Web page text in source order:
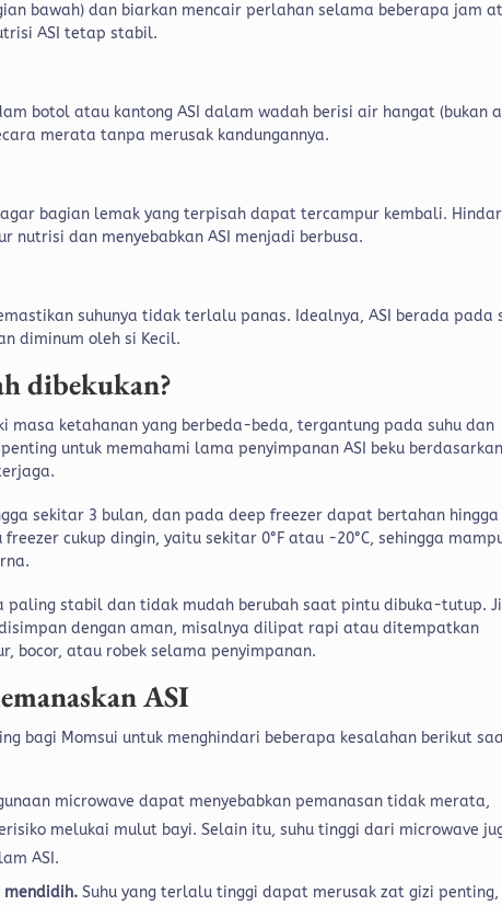
bawah) dan biarkan mencair perlahan selama beberapa jam
ASI tetap stabil.
botol atau kantong ASI dalam wadah berisi air hangat (bukan
merata tanpa merusak kandungannya.
bagian lemak yang terpisah dapat tercampur kembali.
dan menyebabkan ASI menjadi berbusa.
suhunya tidak terlalu panas. Idealnya, ASI berada pada
diminum oleh si Kecil.
dibekukan?
masa ketahanan yang berbeda-beda, tergantung pada suhu dan
untuk memahami lama penyimpanan ASI beku berdasarkan
sekitar 3 bulan, dan pada deep freezer dapat bertahan hingga
cukup dingin, yaitu sekitar 0°F atau -20°C, sehingga
paling stabil dan tidak mudah berubah saat pintu dibuka-tutup.
disimpan dengan aman, misalnya dilipat rapi atau ditempatkan
bocor, atau robek selama penyimpanan.
ASI
bagi Momsui untuk menghindari beberapa kesalahan berikut
microwave dapat menyebabkan pemanasan tidak merata,
melukai mulut bayi. Selain itu, suhu tinggi dari microwave
ASI.
mendidih.Suhu yang terlalu tinggi dapat merusak zat gizi penting,